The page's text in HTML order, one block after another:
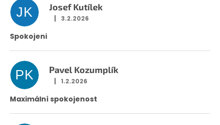
n
o
e
n
JK Josef Kutílek
Hodnocení obchodu je 5 z 5 hvězdiček.
| 3.2.2026
Spokojeni
PK Pavel Kozumplík
Hodnocení obchodu je 5 z 5 hvězdiček.
| 1.2.2026
Maximální spokojenost